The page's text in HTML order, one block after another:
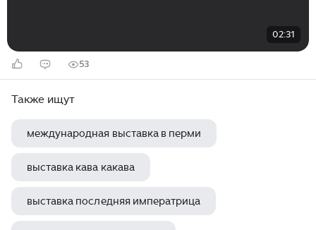
02:31
53
Также ищут
международная выставка в перми
выставка кава какава
выставка последняя императрица